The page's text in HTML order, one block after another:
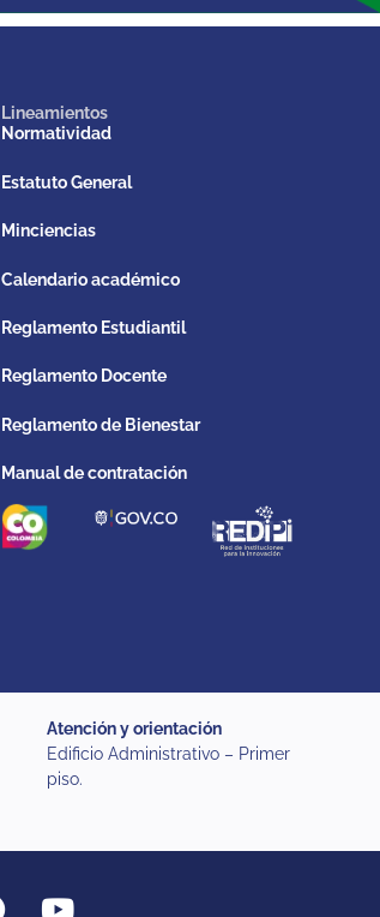
Lineamientos
Normatividad
Estatuto General
Minciencias
Calendario académico
Reglamento Estudiantil
Reglamento Docente
Reglamento de Bienestar
Manual de contratación
Atención y orientación
Edificio Administrativo – Primer
piso.